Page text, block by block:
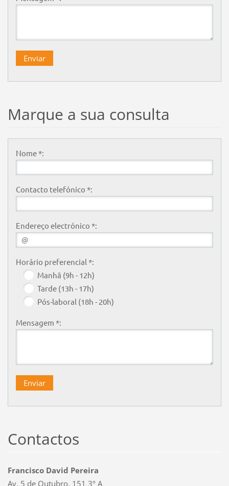
Marque a sua consulta
Nome *:
Contacto telefónico *:
Endereço electrónico *:
Horário preferencial *:
Manhã (9h - 12h)
Tarde (13h - 17h)
Pós-laboral (18h - 20h)
Mensagem *:
Contactos
Francisco David Pereira
Av. 5 de Outubro, 151 3º A